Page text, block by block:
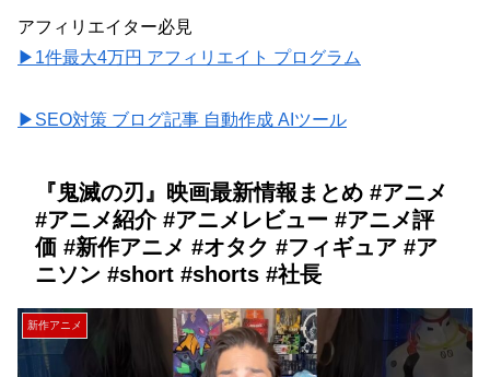
アフィリエイター必見
▶1件最大4万円 アフィリエイト プログラム
▶SEO対策 ブログ記事 自動作成 AIツール
『鬼滅の刃』映画最新情報まとめ #アニメ
#アニメ紹介 #アニメレビュー #アニメ評
価 #新作アニメ #オタク #フィギュア #ア
ニソン #short #shorts #社長
新作アニメ